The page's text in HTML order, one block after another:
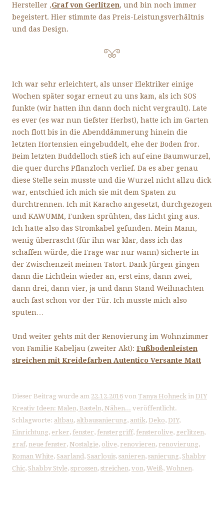
Hersteller ‚Graf von Gerlitzen‚ und bin noch immer
begeistert. Hier stimmte das Preis-Leistungsverhältnis
und das Design.
Ich war sehr erleichtert, als unser Elektriker einige
Wochen später sogar erneut zu uns kam, als ich SOS
funkte (wir hatten ihn dann doch nicht vergrault). Late
es ever (es war nun tiefster Herbst), hatte ich im Garten
noch flott bis in die Abenddämmerung hinein die
letzten Hortensien eingebuddelt, ehe der Boden fror.
Beim letzten Buddelloch stieß ich auf eine Baumwurzel,
die quer durchs Pflanzloch verlief. Da es aber genau
diese Stelle sein musste und die Wurzel nicht allzu dick
war, entschied ich mich sie mit dem Spaten zu
durchtrennen. Ich mit Karacho angesetzt, durchgezogen
und KAWUMM, Funken sprühten, das Licht ging aus.
Ich hatte also das Stromkabel gefunden. Mein Mann,
wenig überrascht (für ihn war klar, dass ich das
schaffen würde, die Frage war nur wann) sicherte in
der Zwischenzeit meinen Tatort. Dank Jürgen gingen
dann die Lichtlein wieder an, erst eins, dann zwei,
dann drei, dann vier, ja und dann Stand Weihnachten
auch fast schon vor der Tür. Ich musste mich also
sputen…
Und weiter gehts mit der Renovierung im Wohnzimmer
von Familie Kabeljau (zweiter Akt): Fußbodenleisten
streichen mit Kreidefarben Autentico Versante Matt
Dieser Beitrag wurde am 22.12.2016 von Tanya Hohneck in DIY
Kreativ Ideen: Malen, Basteln, Nähen... veröffentlicht.
Schlagworte: altbau, altbausanierung, antik, Deko, DIY,
Einrichtung, erker, fenster, fenstergriff, fensterolive, gerlitzen,
graf, neue fenster, Nostalgie, olive, renovieren, renovierung,
Roman White, Saarland, Saarlouis, sanieren, sanierung, Shabby
Chic, Shabby Style, sprossen, streichen, von, Weiß, Wohnen.